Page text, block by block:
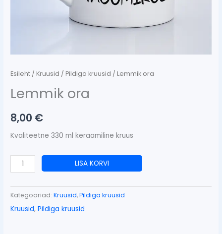
Esileht /Kruusid /Pildiga kruusid / Lemmik ora
Lemmik ora
8,00 €
Kvaliteetne 330 ml keraamiline kruus
LISA KORVI
Kategooriad:Kruusid,Pildiga kruusid
Kruusid,Pildiga kruusid